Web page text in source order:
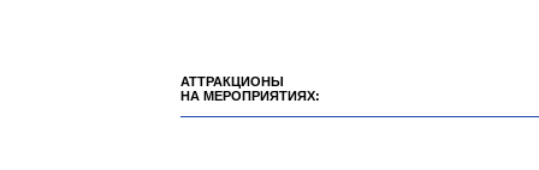
АТТРАКЦИОНЫ
НА МЕРОПРИЯТИЯХ: